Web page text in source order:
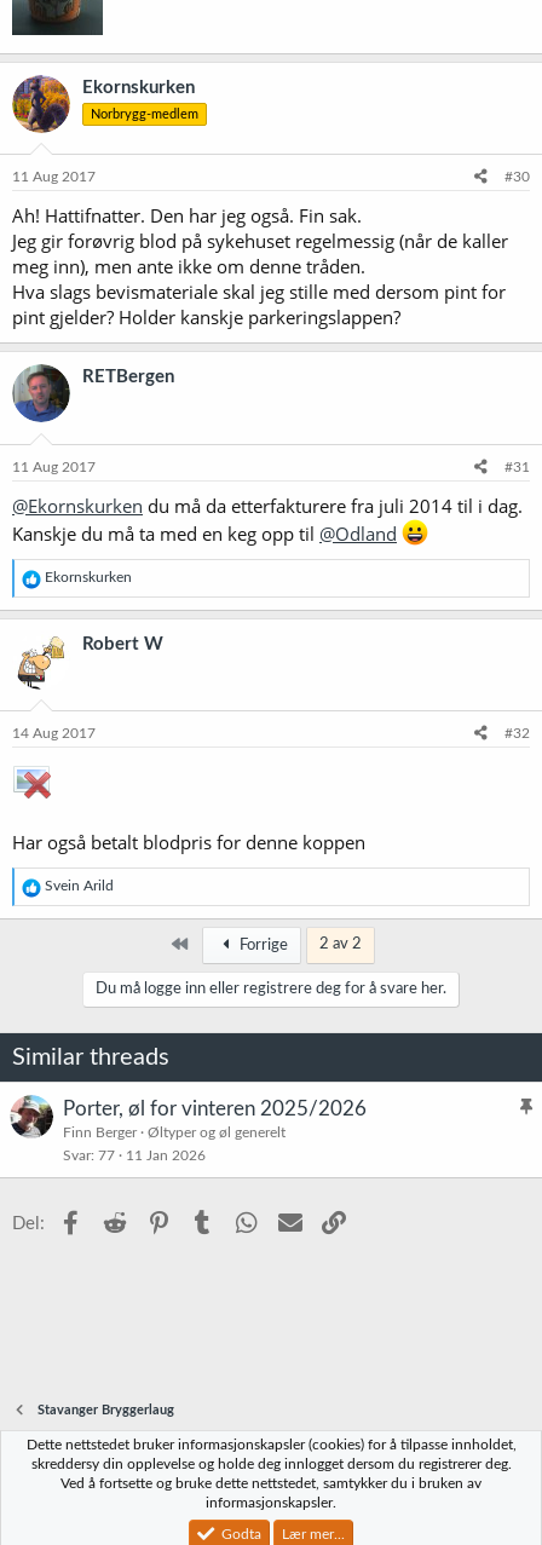
Ekornskurken
Norbrygg-medlem
11 Aug 2017 #30
Ah! Hattifnatter. Den har jeg også. Fin sak.
Jeg gir forøvrig blod på sykehuset regelmessig (når de kaller
meg inn), men ante ikke om denne tråden.
Hva slags bevismateriale skal jeg stille med dersom pint for
pint gjelder? Holder kanskje parkeringslappen?
RETBergen
11 Aug 2017 #31
@Ekornskurken du må da etterfakturere fra juli 2014 til i dag.
Kanskje du må ta med en keg opp til @Odland
R
e
a
s
j
e
:
Ekornskurken
Robert W
14 Aug 2017 #32
Har også betalt blodpris for denne koppen
R
e
a
r
Svein Arild
Først Forrige 2 av 2
Du må logge inn eller registrere deg for å svare her.
Similar threads
K
s
Porter, øl for vinteren 2025/2026
Finn Berger
Øltyper og øl generelt
Svar 77 11 Jan 2026
Del: Facebook
Reddit PinterestTumblr WhatsApp
E-post
Stavanger Bryggerlaug
Norbrygg-default
Vilkår og regler Personvernregler
Community platform by XenForo® © 2010-2023 XenForo Ltd.
Dette nettstedet bruker informasjonskapsler (cookies) for å tilpasse innholdet,
skreddersy din opplevelse og holde deg innlogget dersom du registrerer deg.
Ved å fortsette og bruke dette nettstedet, samtykker du i bruken av
informasjonskapsler.
Godta Lær mer...